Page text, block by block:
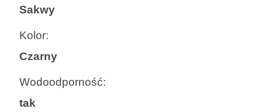
Sakwy
Kolor:
Czarny
Wodoodporność:
tak